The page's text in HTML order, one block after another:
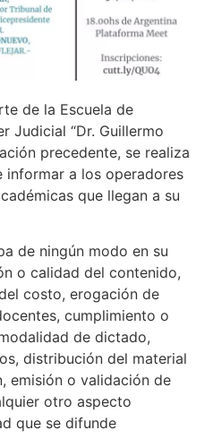
de la Escuela de
Judicial “Dr. Guillermo
precedente, se realiza
a los operadores
que llegan a su
de ningún modo en su
o calidad del contenido,
costo, erogación de
cumplimiento o
de dictado,
distribución del material
emisión o validación de
otro aspecto
que se difunde